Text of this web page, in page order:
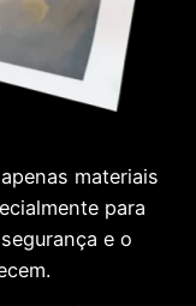
materiais
para
e o